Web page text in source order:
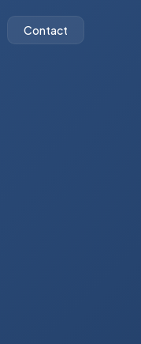
Contact
Contact